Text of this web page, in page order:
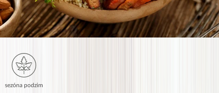
sezóna podzim